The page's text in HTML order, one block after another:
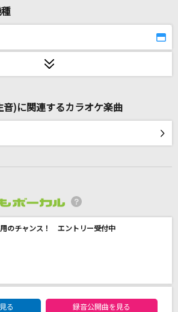
ように
音)に関連するカラオケ楽曲
のチャンス！ エントリー受付中
もボーカルエントリーランキング
る
録音公開曲を見る